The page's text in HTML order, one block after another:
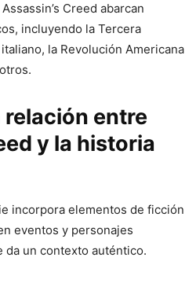
Creed abarcan
incluyendo la Tercera
la Revolución Americana
relación entre
y la historia
incorpora elementos de ficción
eventos y personajes
da un contexto auténtico.